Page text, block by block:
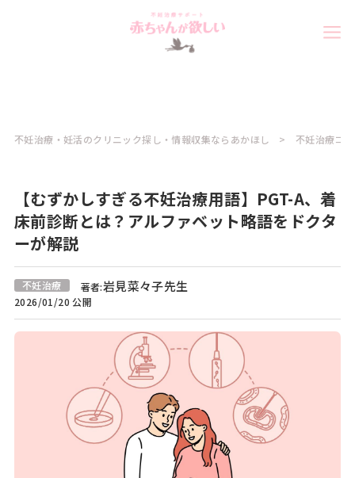
不妊治療・妊活のクリニック探し・情報収集ならあかほし 不妊治療コ
【むずかしすぎる不妊治療用語】PGT-A、着
床前診断とは？アルファベット略語をドクタ
ーが解説
不妊治療 著者:岩見菜々子先生
2026/01/20 公開